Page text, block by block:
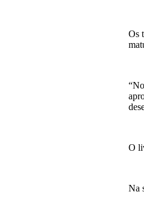
Os
O
Na